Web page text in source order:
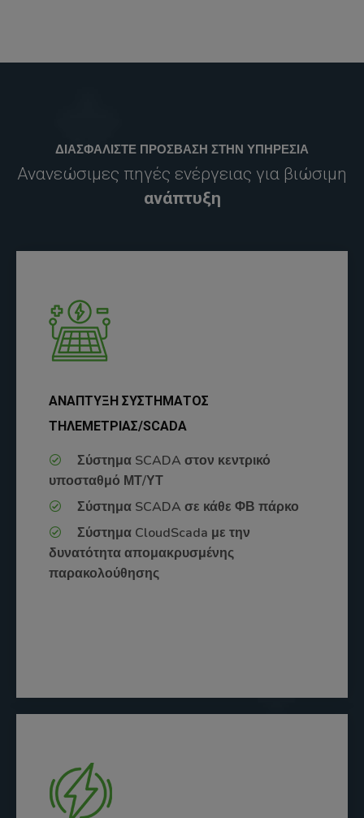
ΔΙΑΣΦΑΛΙΣΤΕ ΠΡΟΣΒΑΣΗ ΣΤΗΝ ΥΠΗΡΕΣΙΑ
Ανανεώσιμες πηγές ενέργειας για βιώσιμη
ανάπτυξη
ΑΝΑΠΤΥΞΗ ΣΥΣΤΗΜΑΤΟΣ
ΤΗΛΕΜΕΤΡΙΑΣ/SCADA
Σύστημα SCADA στον κεντρικό
υποσταθμό ΜΤ/ΥΤ
Σύστημα SCADA σε κάθε ΦΒ πάρκο
Σύστημα CloudScada με την
δυνατότητα απομακρυσμένης
παρακολούθησης